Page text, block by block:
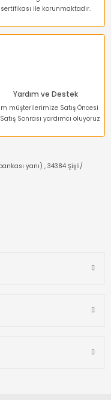
sertifikası ile korunmaktadır.
Yardım ve Destek
müşterilerimize Satış Öncesi
Sonrası yardımcı oluyoruz
yanı) , 34384 Şişli/